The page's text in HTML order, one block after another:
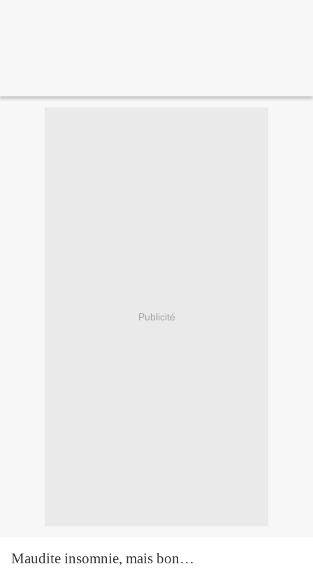
Publicité
Maudite insomnie, mais bon…